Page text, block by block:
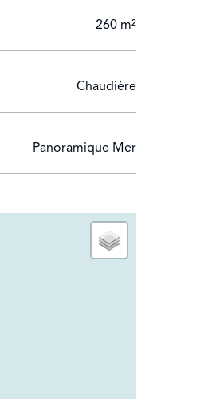
260 m²
Chaudière
Panoramique Mer